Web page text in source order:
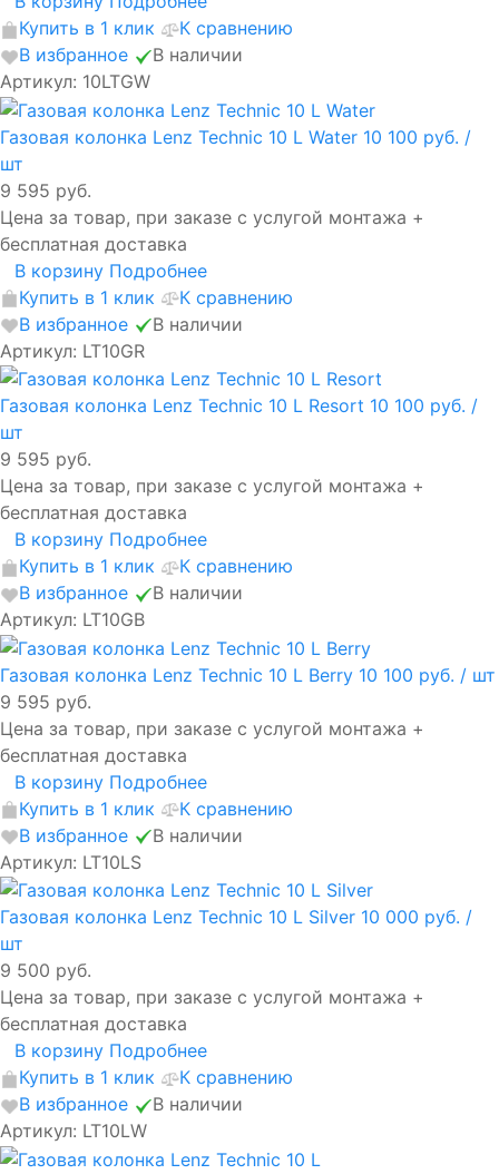
Купить в 1 клик
К сравнению
В избранное
В наличии
Артикул: 10LTGW
Газовая колонка Lenz Technic 10 L Water 10 100 руб. /
шт
9 595 руб.
Цена за товар, при заказе с услугой монтажа +
бесплатная доставка
В корзину Подробнее
Купить в 1 клик
К сравнению
В избранное
В наличии
Артикул: LT10GR
Газовая колонка Lenz Technic 10 L Resort 10 100 руб. /
шт
9 595 руб.
Цена за товар, при заказе с услугой монтажа +
бесплатная доставка
В корзину Подробнее
Купить в 1 клик
К сравнению
В избранное
В наличии
Артикул: LT10GB
Газовая колонка Lenz Technic 10 L Berry 10 100 руб. / шт
9 595 руб.
Цена за товар, при заказе с услугой монтажа +
бесплатная доставка
В корзину Подробнее
Купить в 1 клик
К сравнению
В избранное
В наличии
Артикул: LT10LS
Газовая колонка Lenz Technic 10 L Silver 10 000 руб. /
шт
9 500 руб.
Цена за товар, при заказе с услугой монтажа +
бесплатная доставка
В корзину Подробнее
Купить в 1 клик
К сравнению
В избранное
В наличии
Артикул: LT10LW